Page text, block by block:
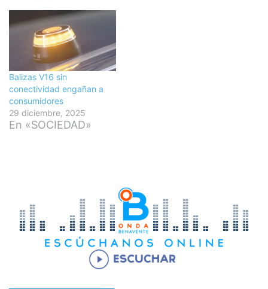
Balizas V16 sin
conectividad engañan a
consumidores
29 diciembre, 2025
En «SOCIEDAD»